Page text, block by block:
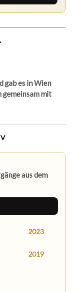
gab es in Wien
gemeinsam mit
aus dem
2023
2019